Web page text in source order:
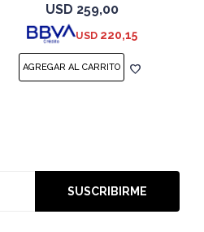
USD 259,00
USD 220,15
SUSCRIBIRME